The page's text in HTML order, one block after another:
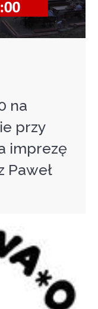
na
przy
imprezę
Paweł